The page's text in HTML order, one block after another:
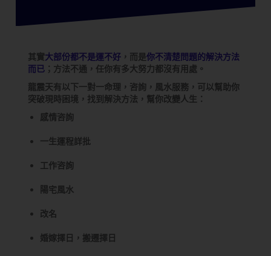
其實大部份都不是運不好 ，而是你不清楚問題的解決方法
而已 ；方法不通，任你有多大努力都沒有用處。
龍震天有以下一對一命理，咨詢，風水服務，可以幫助你
突破現時困境，找到解決方法，幫你改變人生：
感情咨詢
一生運程詳批
工作咨詢
陽宅風水
改名
婚嫁擇日，搬遷擇日